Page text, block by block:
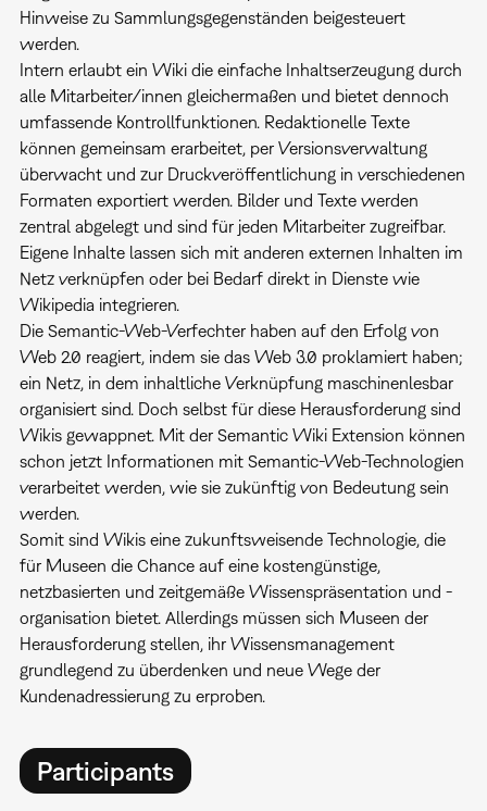
Hinweise zu Sammlungsgegenständen beigesteuert
werden.
Intern erlaubt ein Wiki die einfache Inhaltserzeugung durch
alle Mitarbeiter/innen gleichermaßen und bietet dennoch
umfassende Kontrollfunktionen. Redaktionelle Texte
können gemeinsam erarbeitet, per Versionsverwaltung
überwacht und zur Druckveröffentlichung in verschiedenen
Formaten exportiert werden. Bilder und Texte werden
zentral abgelegt und sind für jeden Mitarbeiter zugreifbar.
Eigene Inhalte lassen sich mit anderen externen Inhalten im
Netz verknüpfen oder bei Bedarf direkt in Dienste wie
Wikipedia integrieren.
Die Semantic-Web-Verfechter haben auf den Erfolg von
Web 2.0 reagiert, indem sie das Web 3.0 proklamiert haben;
ein Netz, in dem inhaltliche Verknüpfung maschinenlesbar
organisiert sind. Doch selbst für diese Herausforderung sind
Wikis gewappnet. Mit der Semantic Wiki Extension können
schon jetzt Informationen mit Semantic-Web-Technologien
verarbeitet werden, wie sie zukünftig von Bedeutung sein
werden.
Somit sind Wikis eine zukunftsweisende Technologie, die
für Museen die Chance auf eine kostengünstige,
netzbasierten und zeitgemäße Wissenspräsentation und -
organisation bietet. Allerdings müssen sich Museen der
Herausforderung stellen, ihr Wissensmanagement
grundlegend zu überdenken und neue Wege der
Kundenadressierung zu erproben.
Participants